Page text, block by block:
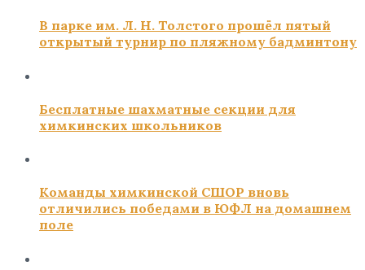
В парке им. Л. Н. Толстого прошёл пятый
открытый турнир по пляжному бадминтону
Бесплатные шахматные секции для
химкинских школьников
Команды химкинской СШОР вновь
отличились победами в ЮФЛ на домашнем
поле